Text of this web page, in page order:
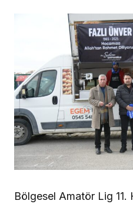
Bölgesel Amatör Lig 11.